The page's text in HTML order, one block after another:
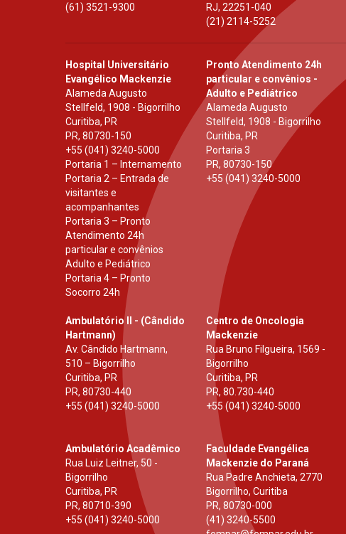
(61) 3521-9300
RJ,22251-040
(21) 2114-5252
Hospital Universitário
Evangélico Mackenzie
Alameda Augusto
Stellfeld, 1908 - Bigorrilho
Curitiba, PR
PR, 80730-150
+55 (041) 3240-5000
Portaria 1 – Internamento
Portaria 2 – Entrada de
visitantes e
acompanhantes
Portaria 3 – Pronto
Atendimento 24h
particular e convênios
Adulto e Pediátrico
Portaria 4 – Pronto
Socorro 24h
Pronto Atendimento 24h
particular e convênios -
Adulto e Pediátrico
Alameda Augusto
Stellfeld, 1908 - Bigorrilho
Curitiba, PR
Portaria 3
PR,80730-150
+55 (041) 3240-5000
Ambulatório II - (Cândido
Hartmann)
Av. Cândido Hartmann,
510 – Bigorrilho
Curitiba, PR
PR, 80730-440
+55 (041) 3240-5000
Centro de Oncologia
Mackenzie
Rua Bruno Filgueira, 1569 -
Bigorrilho
Curitiba, PR
PR,80.730-440
+55 (041) 3240-5000
Ambulatório Acadêmico
Rua Luiz Leitner, 50 -
Bigorrilho
Curitiba, PR
PR, 80710-390
+55 (041) 3240-5000
Faculdade Evangélica
Mackenzie do Paraná
Rua Padre Anchieta, 2770
Bigorrilho, Curitiba
PR,80730-000
(41) 3240-5500